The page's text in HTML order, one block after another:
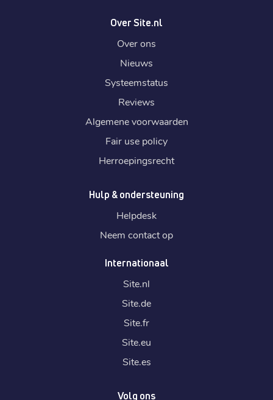
Over Site.nl
Over ons
Nieuws
Systeemstatus
Reviews
Algemene voorwaarden
Fair use policy
Herroepingsrecht
Hulp & ondersteuning
Helpdesk
Neem contact op
Internationaal
Site.nl
Site.de
Site.fr
Site.eu
Site.es
Volg ons